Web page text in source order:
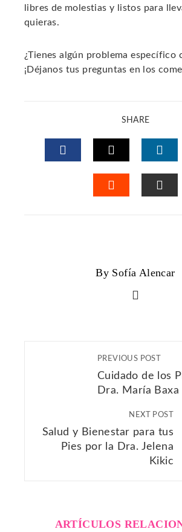
libres de molestias y listos para
quieras.
¿Tienes algún problema específico
¡Déjanos tus preguntas en los
SHARE
FACEBOOKTWITTER
By Sofía Alencar
PREVIOUS POST
Cuidado de los
Dra. María Baxa
NEXT POST
Salud y Bienestar para tus
Pies por la Dra. Jelena
Kikic
ARTÍCULOS